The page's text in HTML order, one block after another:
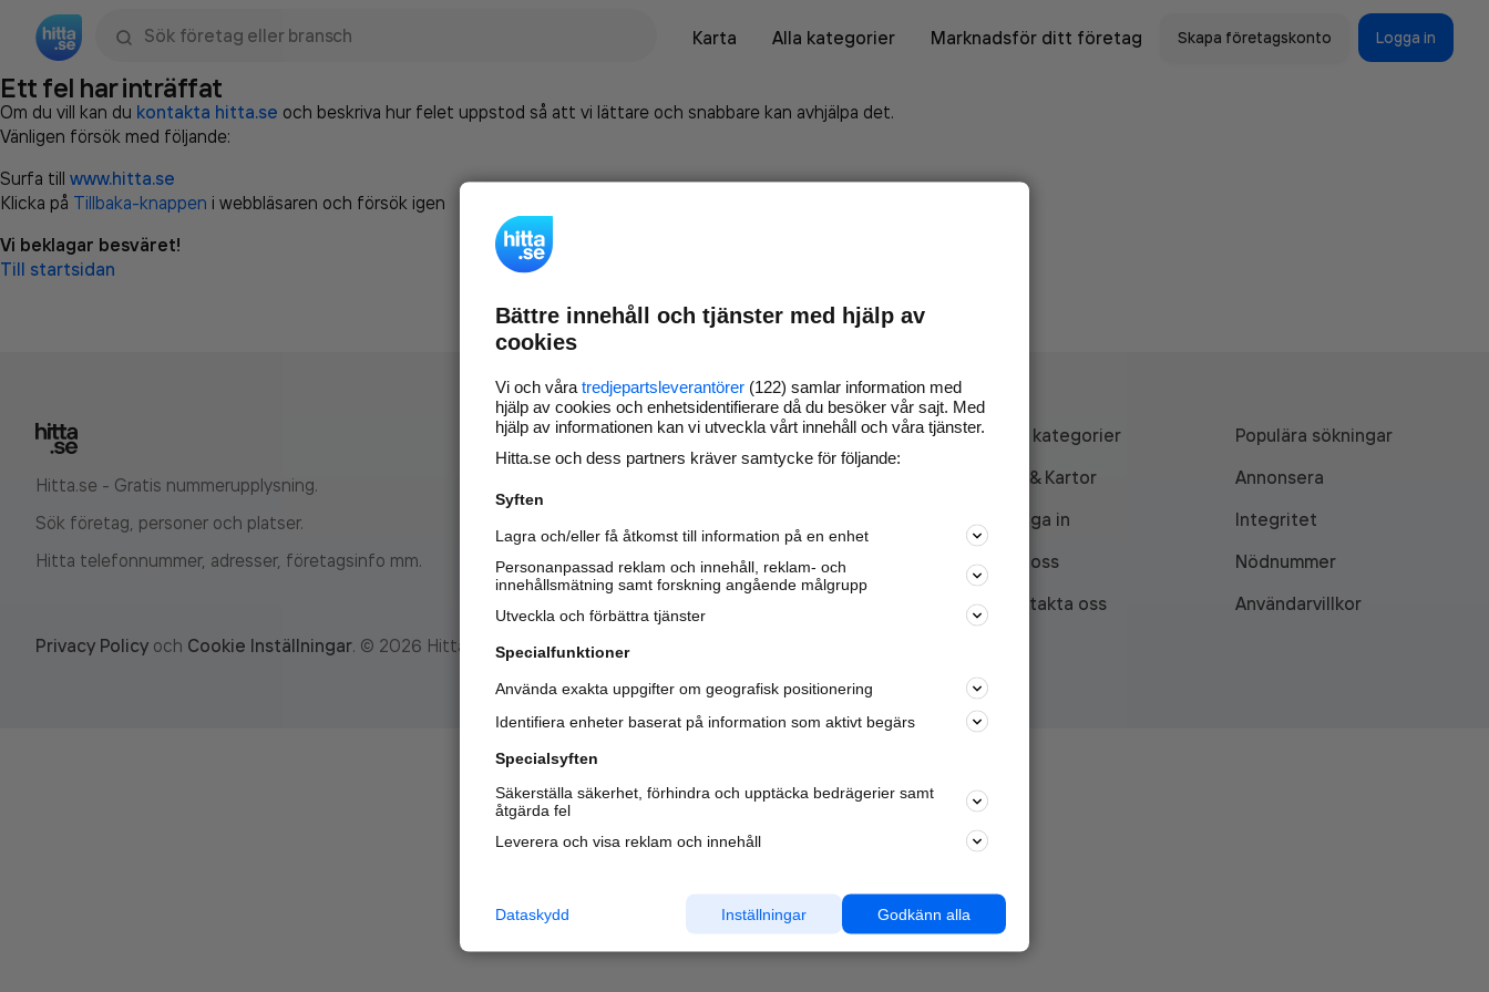
Karta
Alla kategorier Marknadsför ditt företag Skapa företagskonto Logga in
Ett fel har inträffat
Om du vill kan du kontakta hitta.se och beskriva hur felet uppstod så att vi lättare och snabbare kan avhjälpa det.
Vänligen försök med följande:
Surfa till www.hitta.se
Klicka på Tillbaka-knappen i webbläsaren och försök igen
Vi beklagar besväret!
Till startsidan
Hitta.se - Gratis nummerupplysning.
Sök företag, personer och platser.
Hitta telefonnummer, adresser, företagsinfo mm.
Marknadsför företaget på
nya kunder och
samarbetspartners nära dig.
Läs mer här
Alla kategorier
Populära sökningar
API & Kartor
Annonsera
Logga in
Integritet
Om oss
Nödnummer
Kontakta oss
Användarvillkor
Privacy Policy och Cookie Inställningar. © 2026 Hitta.se
Bättre innehåll och tjänster med hjälp av
cookies
Vi och våra tredjepartsleverantörer (122) samlar information med
hjälp av cookies och enhetsidentifierare då du besöker vår sajt. Med
hjälp av informationen kan vi utveckla vårt innehåll och våra tjänster.
Hitta.se och dess partners kräver samtycke för följande:
Syften
Lagra och/eller få åtkomst till information på en enhet
Personanpassad reklam och innehåll, reklam- och
innehållsmätning samt forskning angående målgrupp
Utveckla och förbättra tjänster
Specialfunktioner
Använda exakta uppgifter om geografisk positionering
Identifiera enheter baserat på information som aktivt begärs
Specialsyften
Säkerställa säkerhet, förhindra och upptäcka bedrägerier samt
åtgärda fel
Leverera och visa reklam och innehåll
Godkänn alla
Inställningar
Dataskydd